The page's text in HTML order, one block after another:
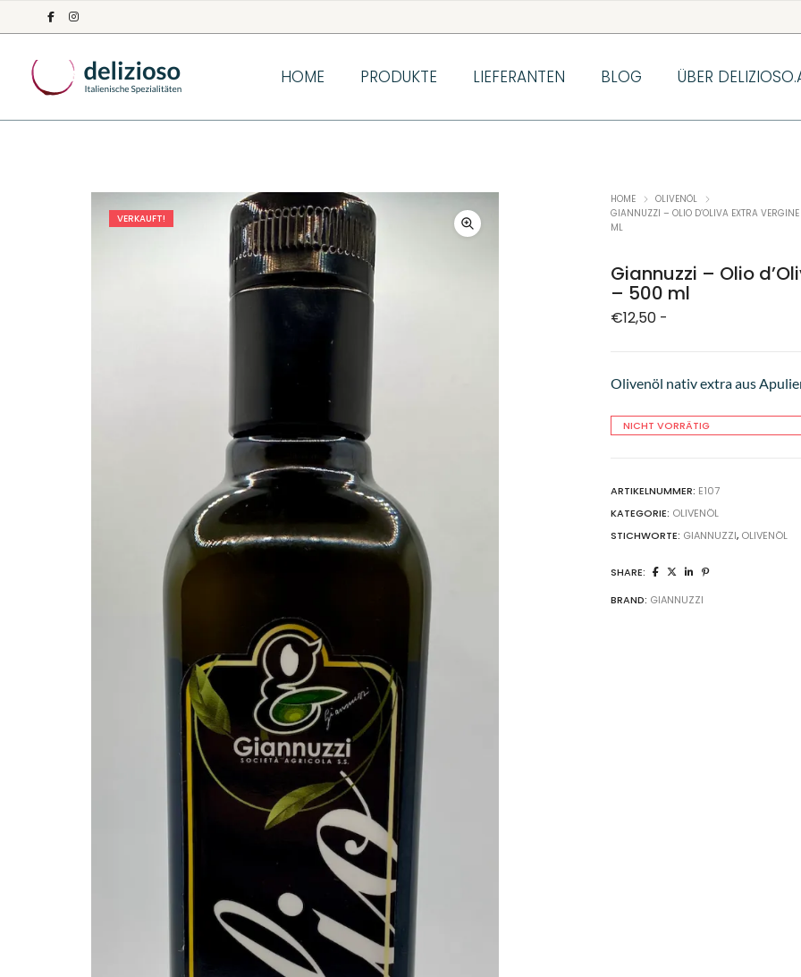
HOME PRODUKTE LIEFERANTEN BLOG ÜBER
VERKAUFT!
HOME
OLIVENÖL
GIANNUZZI – OLIO D’OLIVA EXTRA
ML
Giannuzzi – Olio
– 500 ml
€12,50 -
Olivenöl nativ extra aus
NICHT VORRÄTIG
ARTIKELNUMMER: E107
KATEGORIE: OLIVENÖL
STICHWORTE: GIANNUZZI, OLIVENÖL
SHARE:
BRAND: GIANNUZZI